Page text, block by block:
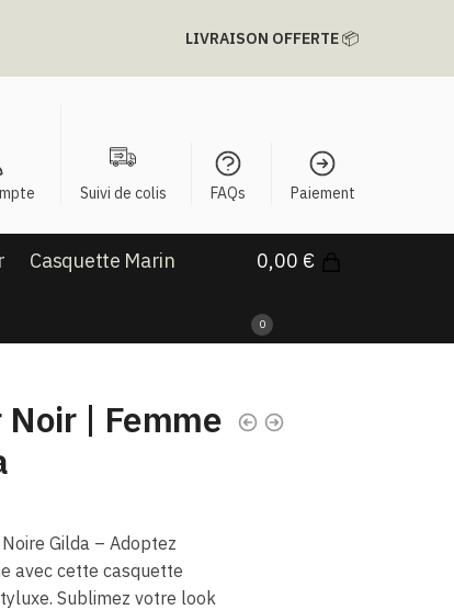
LIVRAISON OFFERTE📦
Suivi de colis FAQs Paiement
Casquette Marin 0,00 €
0
| Femme
Gilda – Adoptez
avec cette casquette
Sublimez votre look